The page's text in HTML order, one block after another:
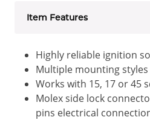
Item Features
Highly reliable ignition
Multiple mounting styles
Works with 15, 17 or 45
Molex side lock
pins electrical